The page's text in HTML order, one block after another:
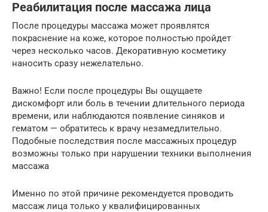
Реабилитация после массажа лица
После процедуры массажа может проявлятся
покраснение на коже, которое полностью пройдет
через несколько часов. Декоративную косметику
наносить сразу нежелательно.
Важно! Если после процедуры Вы ощущаете
дискомфорт или боль в течении длительного периода
времени, или наблюдаются появление синяков и
гематом — обратитесь к врачу незамедлительно.
Подобные последствия после массажных процедур
возможны только при нарушении техники выполнения
массажа
Именно по этой причине рекомендуется проводить
массаж лица только у квалифицированных